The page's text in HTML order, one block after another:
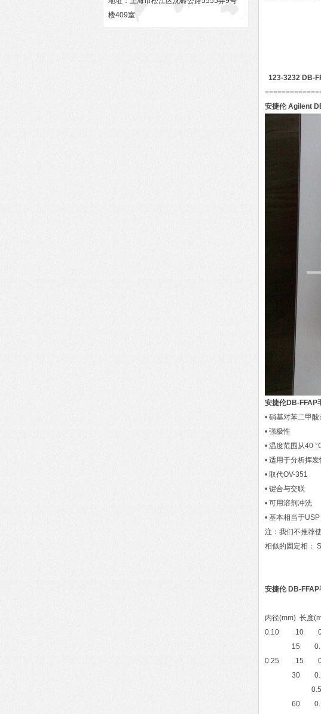
楼409室
123-3232 DB-
安捷伦 Agilent
安捷伦DB-FFAP
• 硝基对苯二甲
• 强极性
• 温度范围从40
• 适用于分析挥
• 取代OV-351
• 键合与交联
• 可用溶剂冲洗
• 基本相当于
注：我们不推荐
相似的固定相：
安捷伦 DB-FFAP
内径(mm) 长度
0.10 10
15 0.10
0.25
30 0.25
0.50
60 0.25